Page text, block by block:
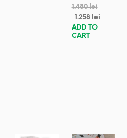
1.480lei
1.258 lei
ADD TO
CART